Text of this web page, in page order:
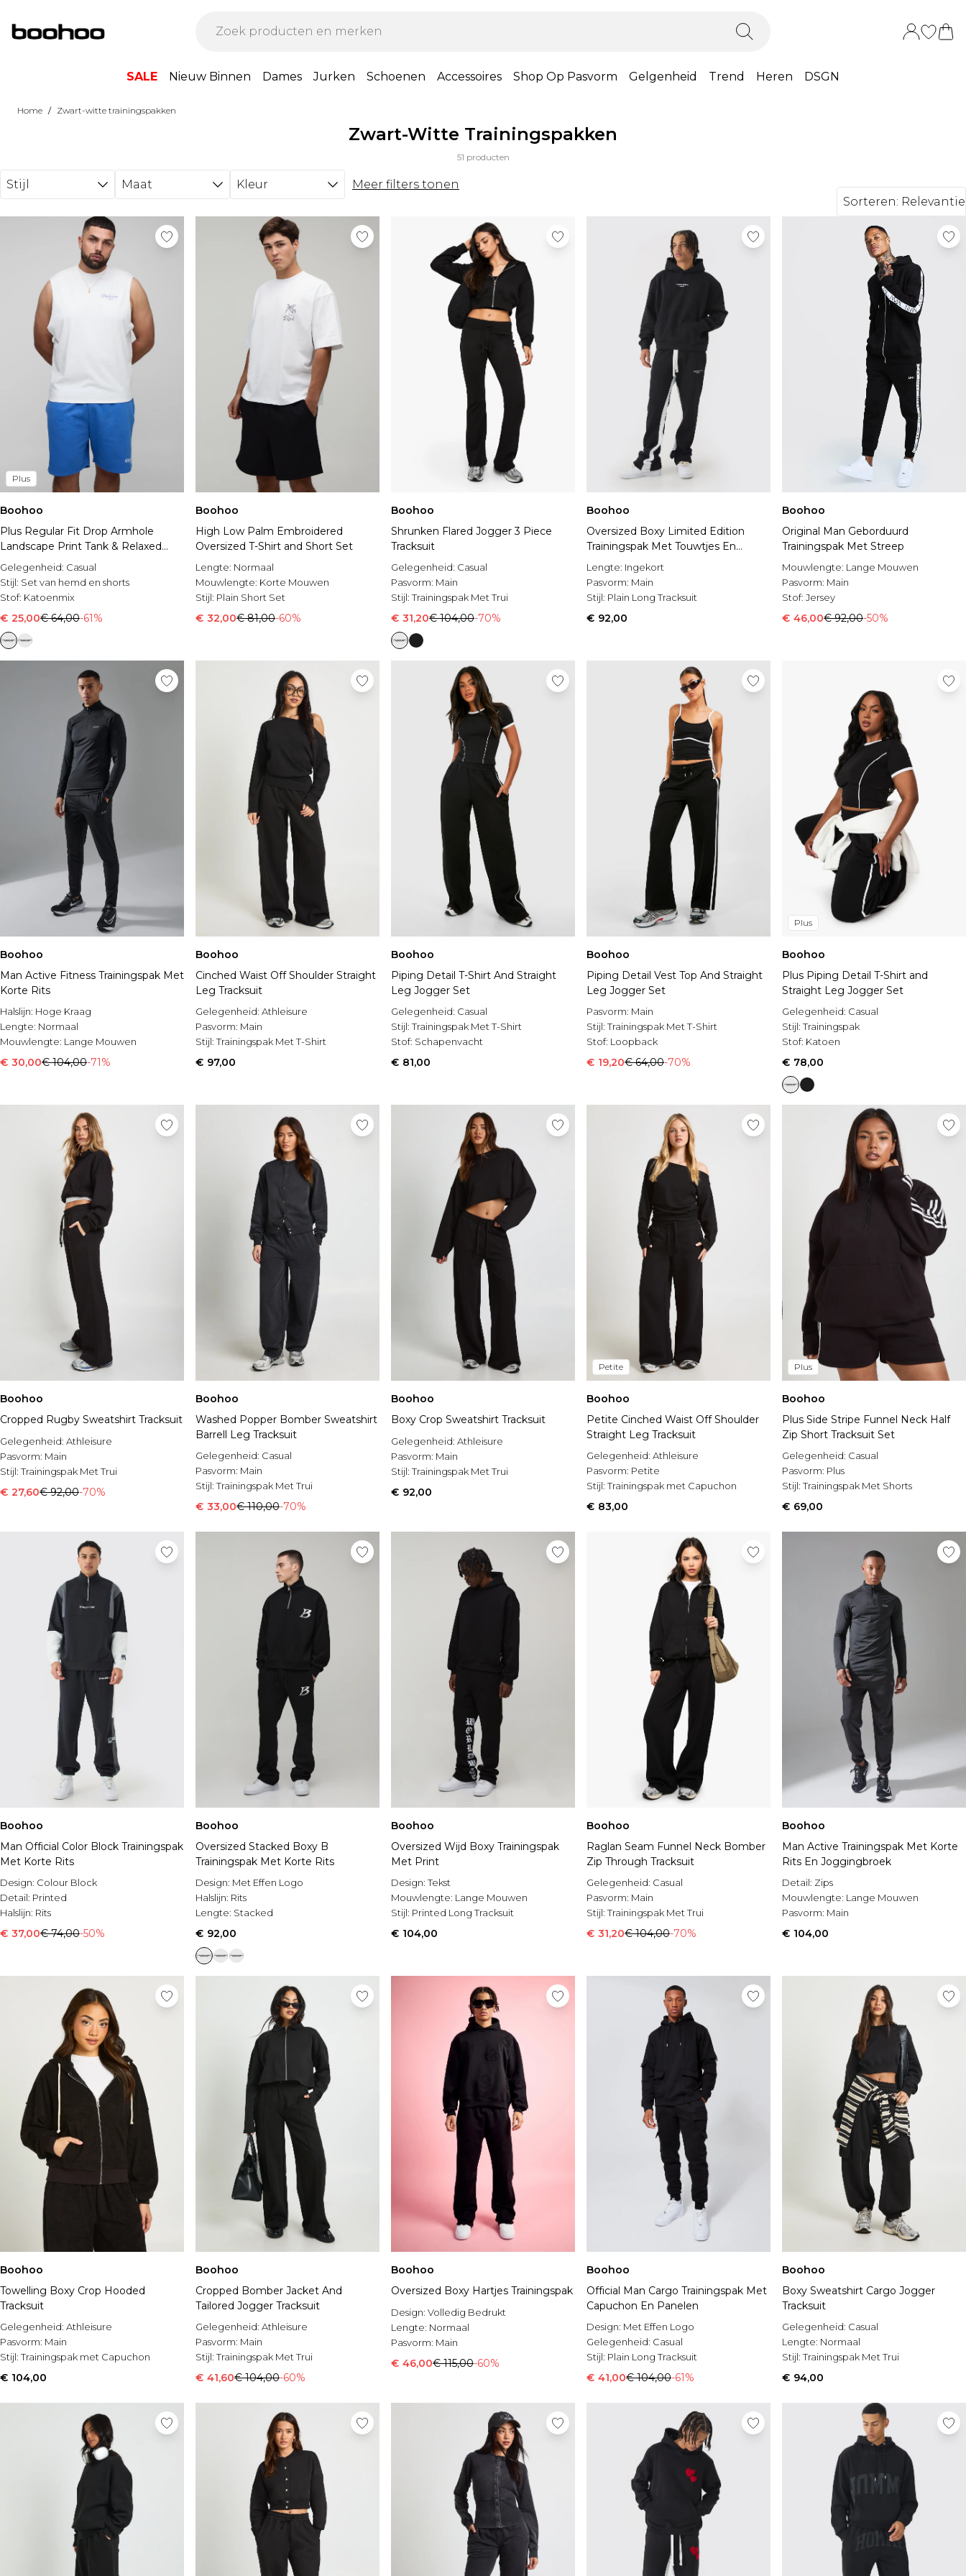
SALE Nieuw Binnen Dames Jurken Schoenen Accessoires Shop Op Pasvorm Gelgenheid Trend Heren DSGN
Home / Zwart-witte trainingspakken
Zwart-Witte Trainingspakken
51 producten
Stijl Maat Kleur
Meer filters tonen
Sorteren: Relevantie
Plus
Boohoo
Plus Regular Fit Drop Armhole
Landscape Print Tank & Relaxed
Short Set
Gelegenheid: Casual
Stijl: Set van hemd en shorts
Stof: Katoenmix
€ 25,00€ 64,00-61%
Boohoo
High Low Palm Embroidered
Oversized T-Shirt and Short Set
Lengte: Normaal
Mouwlengte: Korte Mouwen
Stijl: Plain Short Set
€ 32,00€ 81,00-60%
Boohoo
Shrunken Flared Jogger 3 Piece
Tracksuit
Gelegenheid: Casual
Pasvorm: Main
Stijl:Trainingspak Met Trui
€ 31,20€ 104,00-70%
Boohoo
Oversized Boxy Limited Edition
Trainingspak Met Touwtjes En
Capuchon
Lengte: Ingekort
Pasvorm: Main
Stijl: Plain Long Tracksuit
€ 92,00
Boohoo
Original Man Geborduurd
Trainingspak Met Streep
Mouwlengte: Lange Mouwen
Pasvorm: Main
Stof: Jersey
€ 46,00€ 92,00-50%
Boohoo
Man Active Fitness Trainingspak Met
Korte Rits
Halslijn: Hoge Kraag
Lengte: Normaal
Mouwlengte: Lange Mouwen
€ 30,00€ 104,00-71%
Boohoo
Cinched Waist Off Shoulder Straight
Leg Tracksuit
Gelegenheid: Athleisure
Pasvorm: Main
Stijl:Trainingspak Met T-Shirt
€ 97,00
Boohoo
Piping Detail T-Shirt And Straight
Leg Jogger Set
Gelegenheid: Casual
Stijl:Trainingspak Met T-Shirt
Stof: Schapenvacht
€ 81,00
Boohoo
Piping Detail Vest Top And Straight
Leg Jogger Set
Pasvorm: Main
Stijl:Trainingspak Met T-Shirt
Stof: Loopback
€ 19,20€ 64,00-70%
Plus
Boohoo
Plus Piping Detail T-Shirt and
Straight Leg Jogger Set
Gelegenheid: Casual
Stijl:Trainingspak
Stof: Katoen
€ 78,00
Boohoo
Cropped Rugby Sweatshirt Tracksuit
Gelegenheid: Athleisure
Pasvorm: Main
Stijl:Trainingspak Met Trui
€ 27,60€ 92,00-70%
Boohoo
Washed Popper Bomber Sweatshirt
Barrell Leg Tracksuit
Gelegenheid: Casual
Pasvorm: Main
Stijl:Trainingspak Met Trui
€ 33,00€ 110,00-70%
Boohoo
Boxy Crop Sweatshirt Tracksuit
Gelegenheid: Athleisure
Pasvorm: Main
Stijl:Trainingspak Met Trui
€ 92,00
Petite
Boohoo
Petite Cinched Waist Off Shoulder
Straight Leg Tracksuit
Gelegenheid: Athleisure
Pasvorm: Petite
Stijl:Trainingspak met Capuchon
€ 83,00
Plus
Boohoo
Plus Side Stripe Funnel Neck Half
Zip Short Tracksuit Set
Gelegenheid: Casual
Pasvorm: Plus
Stijl:Trainingspak Met Shorts
€ 69,00
Boohoo
Man Official Color Block Trainingspak
Met Korte Rits
Design: Colour Block
Detail: Printed
Halslijn: Rits
€ 37,00€ 74,00-50%
Boohoo
Oversized Stacked Boxy B
Trainingspak Met Korte Rits
Design: Met Effen Logo
Halslijn: Rits
Lengte: Stacked
€ 92,00
Boohoo
Oversized Wijd Boxy Trainingspak
Met Print
Design:Tekst
Mouwlengte: Lange Mouwen
Stijl: Printed Long Tracksuit
€ 104,00
Boohoo
Raglan Seam Funnel Neck Bomber
Zip Through Tracksuit
Gelegenheid: Casual
Pasvorm: Main
Stijl:Trainingspak Met Trui
€ 31,20€ 104,00-70%
Boohoo
Man Active Trainingspak Met Korte
Rits En Joggingbroek
Detail: Zips
Mouwlengte: Lange Mouwen
Pasvorm: Main
€ 104,00
Boohoo
Towelling Boxy Crop Hooded
Tracksuit
Gelegenheid: Athleisure
Pasvorm: Main
Stijl:Trainingspak met Capuchon
€ 104,00
Boohoo
Cropped Bomber Jacket And
Tailored Jogger Tracksuit
Gelegenheid: Athleisure
Pasvorm: Main
Stijl:Trainingspak Met Trui
€ 41,60€ 104,00-60%
Boohoo
Oversized Boxy Hartjes Trainingspak
Design: Volledig Bedrukt
Lengte: Normaal
Pasvorm: Main
€ 46,00€ 115,00-60%
Boohoo
Official Man Cargo Trainingspak Met
Capuchon En Panelen
Design: Met Effen Logo
Gelegenheid: Casual
Stijl: Plain Long Tracksuit
€ 41,00€ 104,00-61%
Boohoo
Boxy Sweatshirt Cargo Jogger
Tracksuit
Gelegenheid: Casual
Lengte: Normaal
Stijl:Trainingspak Met Trui
€ 94,00